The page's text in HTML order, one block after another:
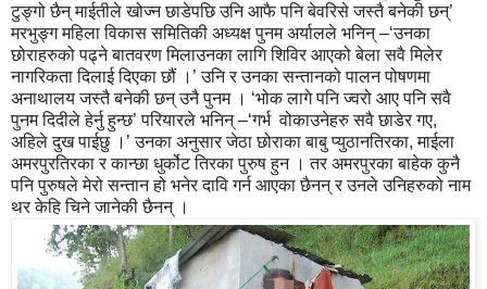
टुङ्गो छैन् माईतीले खोज्न छाडेपछि उनि आफै पनि बेवरिसे जस्तै बनेकी छन्’
मरभुङ्ग महिला विकास समितिकी अध्यक्ष पुनम अर्यालले भनिन् –‘उनका
छोराहरुको पढ्ने बातवरण मिलाउनका लागि शिविर आएको बेला सवै मिलेर
नागरिकता दिलाई दिएका छौं ।’ उनि र उनका सन्तानको पालन पोषणमा
अनाथालय जस्तै बनेकी छन् उनै पुनम । ‘भोक लागे पनि ज्वरो आए पनि सवै
पुनम दिदीले हेर्नु हुन्छ’ परियारले भनिन् –‘गर्भ वोकाउनेहरु सवै छाडेर गए,
अहिले दुख पाईछु ।’ उनका अनुसार जेठा छोराका बाबु प्युठानतिरका, माईला
अमरपुरतिरका र कान्छा धुर्कोट तिरका पुरुष हुन । तर अमरपुरका बाहेक कुनै
पनि पुरुषले मेरो सन्तान हो भनेर दावि गर्न आएका छैनन् र उनले उनिहरुको नाम
थर केहि चिने जानेकी छैनन् ।